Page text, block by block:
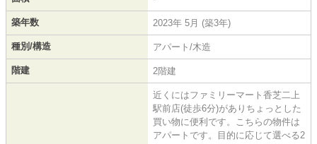
築年数 2023年 5月 (築3年)
種別/構造 アパート/木造
階建 2階建
近くにはファミリーマート香芝二上
駅前店(徒歩6分)がありちょっとした
買い物に便利です。こちらの物件は
アパートです。目的に応じて選べる2